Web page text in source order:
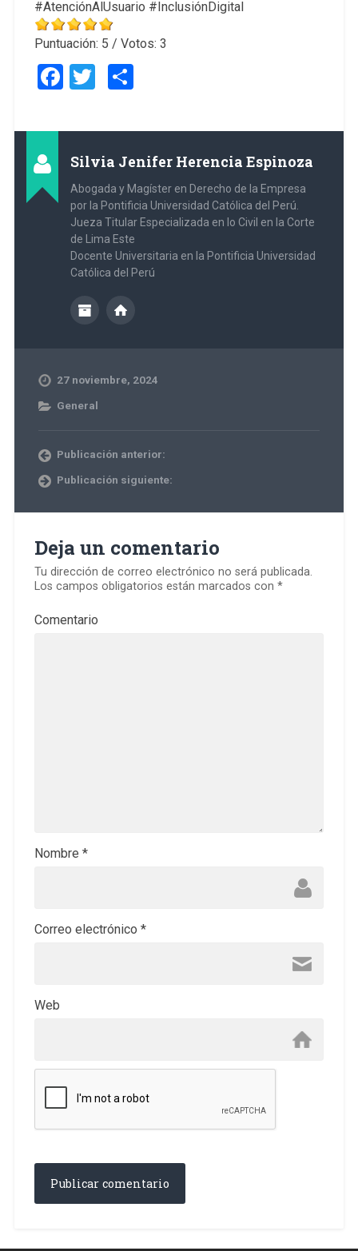
#AtenciónAlUsuario #InclusiónDigital
Puntuación: 5 / Votos: 3
Facebook
Twitter
Silvia Jenifer Herencia Espinoza
Abogada y Magíster en Derecho de la Empresa
por la Pontificia Universidad Católica del Perú.
Jueza Titular Especializada en lo Civil en la Corte
de Lima Este
Docente Universitaria en la Pontificia Universidad
Católica del Perú
27 noviembre, 2024
General
Publicación anterior:
Publicación siguiente:
Deja un comentario
Tu dirección de correo electrónico no será publicada.
Los campos obligatorios están marcados con *
Comentario
Nombre *
Correo electrónico *
Web